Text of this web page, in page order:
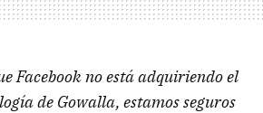
Facebook no está adquiriendo el
de Gowalla, estamos seguros